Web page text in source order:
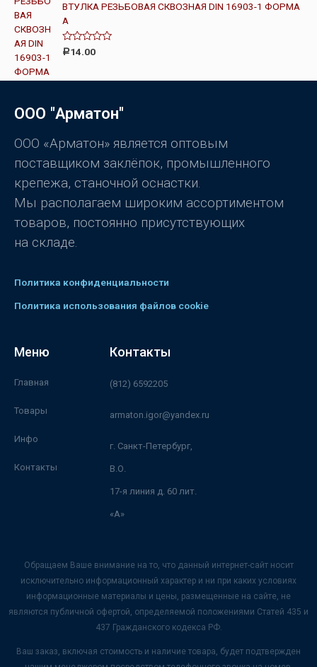
е
н
к
а
0
и
ВТУЛКА РЕЗЬБОВАЯ СКВОЗНАЯ DIN 16903-1 ФОРМА
А
О
и
з
Р14.00
ООО "Арматон"
ООО «Арматон» является оптовым
поставщиком заклёпок, промышленного
крепежа, станочной оснастки.
Мы располагаем широким ассортиментом
товаров, постоянно присутствующих
на складе.
Политика конфиденциальности
Политика использования файлов cookie
Меню
Главная
Товары
Инфо
Контакты
Контакты
(812) 6592205
armaton.igor@yandex.ru
г. Санкт-Петербург,
В.О.
17-я линия д. 60 лит.
«А»
Обращаем Ваше внимание на то, что данный интернет-сайт носит
исключительно информационный характер и ни при каких условиях
информационные материалы и цены, размещенные на сайте, не
являются публичной офертой, определяемой положениями Статей 435 и
437 Гражданского кодекса РФ.
Ваш заказ, включая стоимость и наличие товара, будет подтвержден